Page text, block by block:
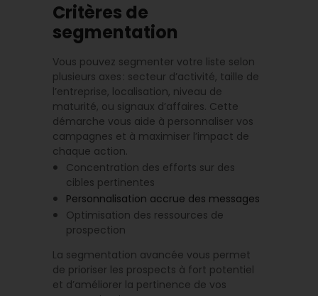
Critères de
segmentation
Vous pouvez segmenter votre liste selon
plusieurs axes : secteur d’activité, taille de
l’entreprise, localisation, niveau de
maturité, ou signaux d’affaires. Cette
démarche vous aide à personnaliser vos
campagnes et à maximiser l’impact de
chaque action.
Concentration des efforts sur des
cibles pertinentes
Personnalisation accrue des messages
Optimisation des ressources de
prospection
La segmentation avancée vous permet
de prioriser les prospects à fort potentiel
et d’améliorer la pertinence de vos